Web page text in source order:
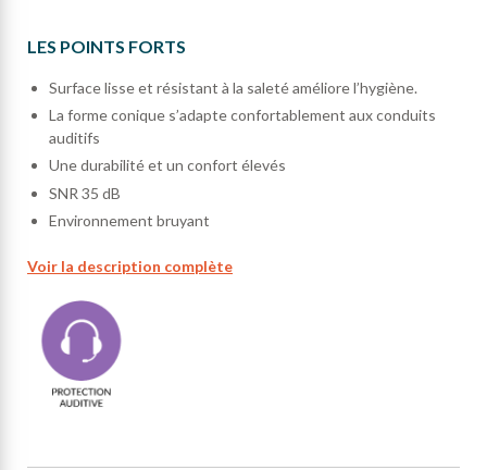
LES POINTS FORTS
Surface lisse et résistant à la saleté améliore l’hygiène.
La forme conique s’adapte confortablement aux conduits
auditifs
Une durabilité et un confort élevés
SNR 35 dB
Environnement bruyant
Voir la description complète